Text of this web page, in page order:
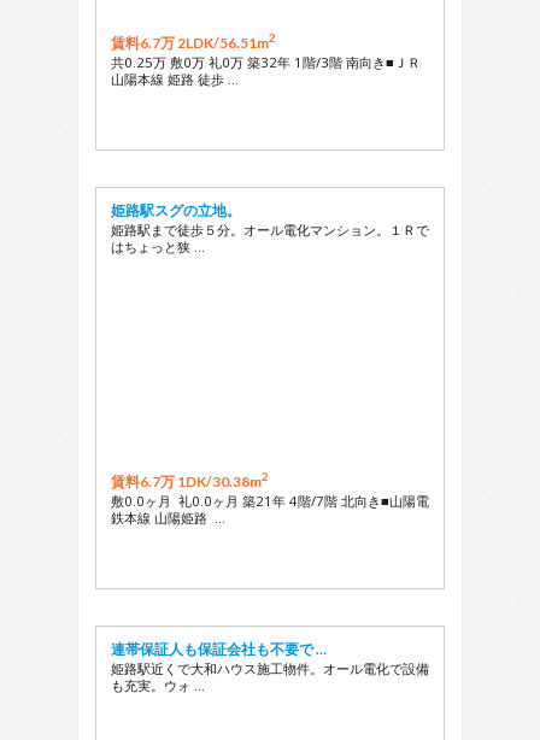
賃料6.7万 2LDK/56.51m2
共0.25万 敷0万 礼0万 築32年 1階/3階 南向き■ＪＲ
山陽本線 姫路 徒歩 …
姫路駅スグの立地。
姫路駅まで徒歩５分。オール電化マンション。１Ｒで
はちょっと狭 …
賃料6.7万 1DK/30.38m2
敷0.0ヶ月 礼0.0ヶ月 築21年 4階/7階 北向き■山陽電
鉄本線 山陽姫路 …
連帯保証人も保証会社も不要で …
姫路駅近くで大和ハウス施工物件。オール電化で設備
も充実。ウォ …